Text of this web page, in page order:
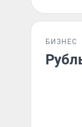
БИЗНЕС